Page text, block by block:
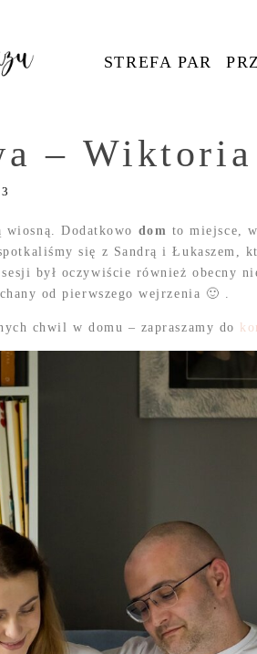
STREFA PAR
– Wiktoria
wiosną. Dodatkowo dom to miejsce,
się z Sandrą i Łukaszem,
był oczywiście również obecny
od pierwszego wejrzenia 🙂 .
chwil w domu – zapraszamy do